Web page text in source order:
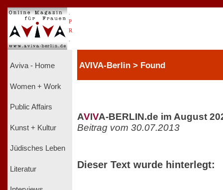
P
R
Aviva - Home
Women + Work
Public Affairs
Kunst + Kultur
Jüdisches Leben
Literatur
AVIVA-Berlin > Found
AVIVA-BERLIN.de im August
Beitrag vom 30.07.2013
Dieser Text wurde hinterlegt: